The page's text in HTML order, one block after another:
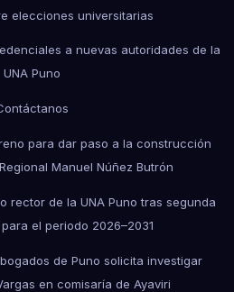
elecciones universitarias
a nuevas autoridades de la
UNA Puno
para dar paso a la construcción
Manuel Núñez Butrón
rector de la UNA Puno tras segunda
el periodo 2026–2031
de Puno solicita investigar
en comisaría de Ayaviri